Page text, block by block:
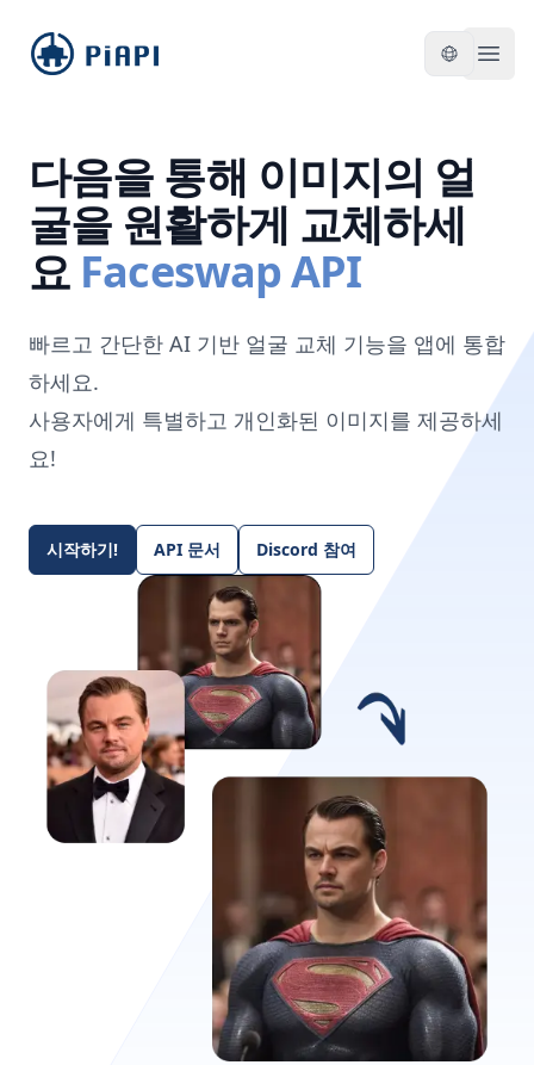
piapi
다음을 통해 이미지의 얼
굴을 원활하게 교체하세
요 Faceswap API
빠르고 간단한 AI 기반 얼굴 교체 기능을 앱에 통합
하세요.
사용자에게 특별하고 개인화된 이미지를 제공하세
요!
시작하기! API 문서 Discord 참여